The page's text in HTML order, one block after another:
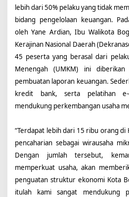
H
S
B
C
u
k
u
g
U
M
K
o
t
a
B
o
lebih dari 50% pelaku yang tidak
bidang pengelolaan keuangan.
oleh Yane Ardian, Ibu Walikota
Kerajinan Nasional Daerah
45 peserta yang berasal dari
Menengah (UMKM) ini
pembuatan laporan keuangan.
kredit bank, serta pelatihan e-
mendukung perkembangan usaha
“Terdapat lebih dari 15 ribu orang
pencaharian sebagai wirausaha
Dengan jumlah tersebut,
memperkuat usaha, akan
penguatan struktur ekonomi Kota
itulah kami sangat mendukung